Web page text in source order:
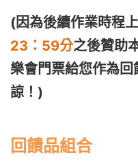
(因為後續作業時程
23：59分之後贊助
樂會門票給您作為
諒！)
回饋品組合